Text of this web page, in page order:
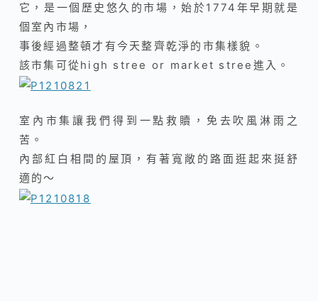
它，是一個歷史悠久的市場，始於1774年早期就是
個室內市場，
事後經過整頓才有今天整齊乾淨的市集樣貌。
該市集可從high stree or market stree進入 。
室內市集讓我們得到一點救贖，免去吹風淋雨之
苦。
內部紅白相間的屋頂，有著寬敞的路面逛起來挺舒
適的～